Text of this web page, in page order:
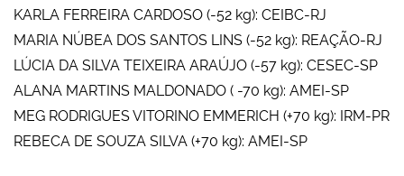
KARLA FERREIRA CARDOSO (-52 kg): CEIBC-RJ
MARIA NÚBEA DOS SANTOS LINS (-52 kg): REAÇÃO-RJ
LÚCIA DA SILVA TEIXEIRA ARAÚJO (-57 kg): CESEC-SP
ALANA MARTINS MALDONADO ( -70 kg): AMEI-SP
MEG RODRIGUES VITORINO EMMERICH (+70 kg): IRM-PR
REBECA DE SOUZA SILVA (+70 kg): AMEI-SP